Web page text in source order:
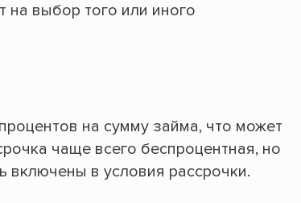
на выбор того или иного
на сумму займа, что может
чаще всего беспроцентная, но
включены в условия рассрочки.